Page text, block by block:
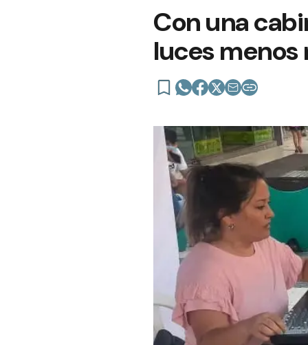
Con una
luces menos